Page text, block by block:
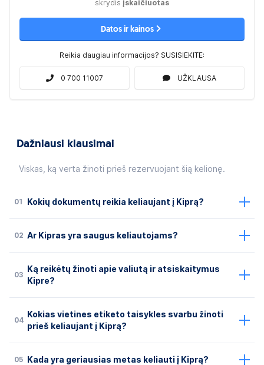
skrydis įskaičiuotas
Datos ir kainos
Reikia daugiau informacijos? SUSISIEKITE:
0 700 11007 UŽKLAUSA
Dažniausi klausimai
Viskas, ką verta žinoti prieš rezervuojant šią kelionę.
01 Kokių dokumentų reikia keliaujant į Kiprą?
02 Ar Kipras yra saugus keliautojams?
03
Ką reikėtų žinoti apie valiutą ir atsiskaitymus
Kipre?
04
Kokias vietines etiketo taisykles svarbu žinoti
prieš keliaujant į Kiprą?
05 Kada yra geriausias metas keliauti į Kiprą?